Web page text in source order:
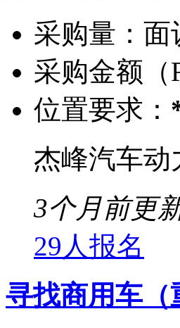
采购量： 面
采购金额（
位置要求：
杰峰汽车
3个月前更
29人报名
寻找商用车（